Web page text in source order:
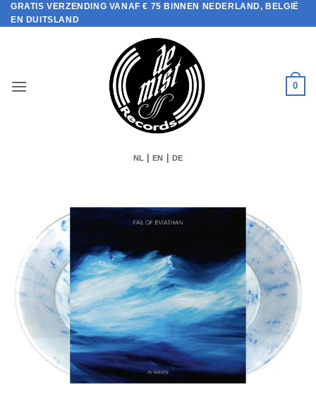
Ga
naar
GRATIS VERZENDING VANAF € 75 BINNEN NEDERLAND, BELGIË
EN DUITSLAND
0
NL |EN DE